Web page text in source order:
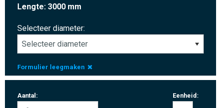
Lengte: 3000 mm
Selecteer diameter:
Formulier leegmaken
Aantal: Eenheid: